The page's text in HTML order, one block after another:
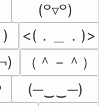
(꒪▿꒪)
<(．＿．)>
)
（＾－＾）
(─‿‿─)